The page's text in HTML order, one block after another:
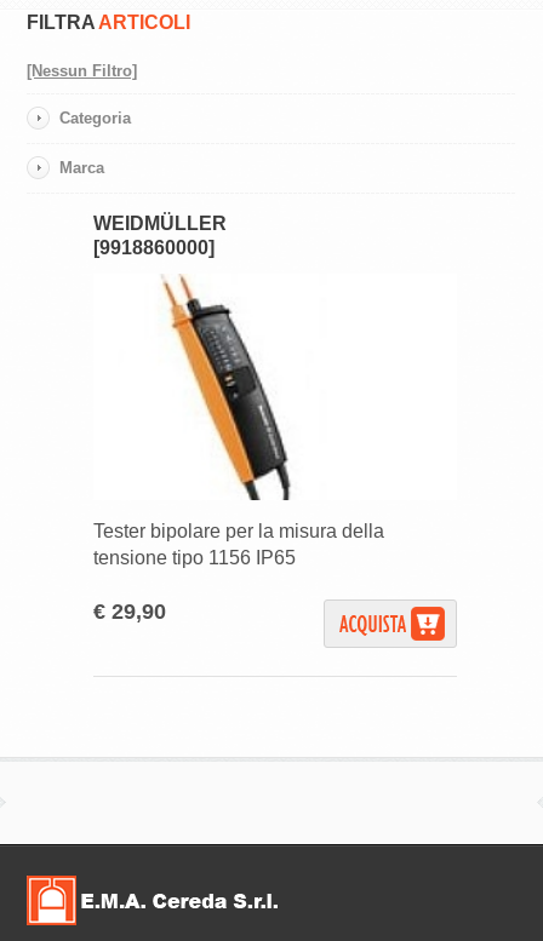
FILTRA ARTICOLI
[Nessun Filtro]
Categoria
Marca
WEIDMÜLLER
[9918860000]
Tester bipolare per la misura della
tensione tipo 1156 IP65
€ 29,90